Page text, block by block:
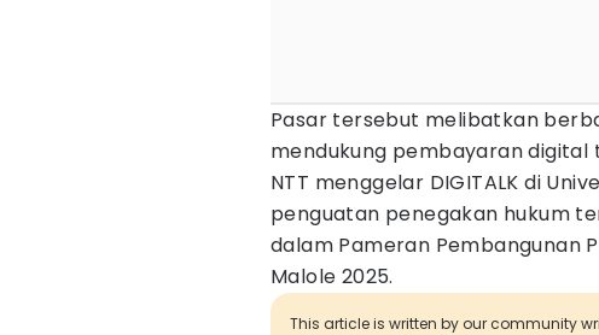
Pasar tersebut melibatkan
mendukung pembayaran digital
NTT menggelar DIGITALK di
penguatan penegakan hukum
dalam Pameran Pembangunan
Malole 2025.
This article is written by our community